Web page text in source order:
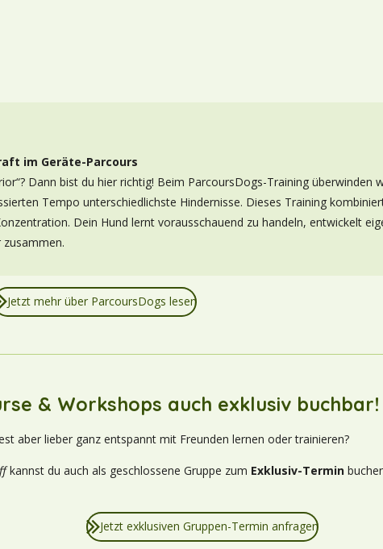
im Geräte-Parcours
Dann bist du hier richtig! Beim ParcoursDogs-Training überwinden
Tempo unterschiedlichste Hindernisse. Dieses Training
Dein Hund lernt vorausschauend zu handeln, entwickelt
Jetzt mehr über ParcoursDogs lesen
& Workshops auch exklusiv buchbar!
aber lieber ganz entspannt mit Freunden lernen oder trainieren?
kannst du auch als geschlossene Gruppe zum Exklusiv-Termin
Jetzt exklusiven Gruppen-Termin anfragen